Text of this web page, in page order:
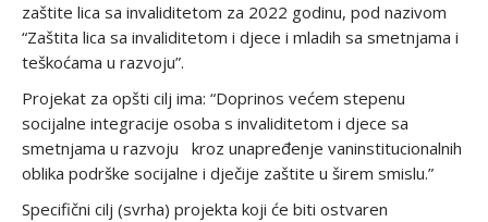
zaštite lica sa invaliditetom za 2022 godinu, pod nazivom
“Zaštita lica sa invaliditetom i djece i mladih sa smetnjama i
teškoćama u razvoju”.
Projekat za opšti cilj ima: “Doprinos većem stepenu
socijalne integracije osoba s invaliditetom i djece sa
smetnjama u razvoju kroz unapređenje vaninstitucionalnih
oblika podrške socijalne i dječije zaštite u širem smislu.”
Specifični cilj (svrha) projekta koji će biti ostvaren